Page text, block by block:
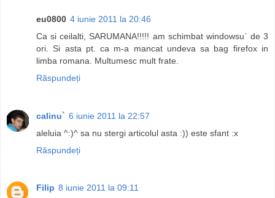
eu0800 4 iunie 2011 la 20:46
Ca si ceilalti, SARUMANA!!!!! am schimbat windowsu` de 3
ori. Si asta pt. ca m-a mancat undeva sa bag firefox in
limba romana. Multumesc mult frate.
Răspundeți
calinu` 6 iunie 2011 la 22:57
aleluia ^:)^ sa nu stergi articolul asta :)) este sfant :x
Răspundeți
Filip 8 iunie 2011 la 09:11